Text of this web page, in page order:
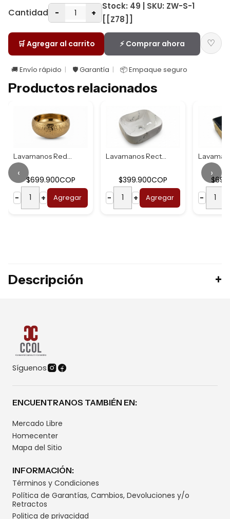
Cantidad - +
Stock: 49 | SKU: ZW-S-1
[[Z78]]
🛒 Agregar al carrito ⚡ Comprar ahora ♡
🚚 Envío rápido 🛡️ Garantía 📦 Empaque seguro
Productos relacionados
$699.900COP
−
+ Agregar
$399.900COP
−
+ Agregar
−
‹ ›
Descripción
Síguenos
ENCUENTRANOS TAMBIÉN EN:
Mercado Libre
Homecenter
Mapa del Sitio
INFORMACIÓN:
Términos y Condiciones
Política de Garantías, Cambios, Devoluciones y/o
Retractos
Politica de privacidad